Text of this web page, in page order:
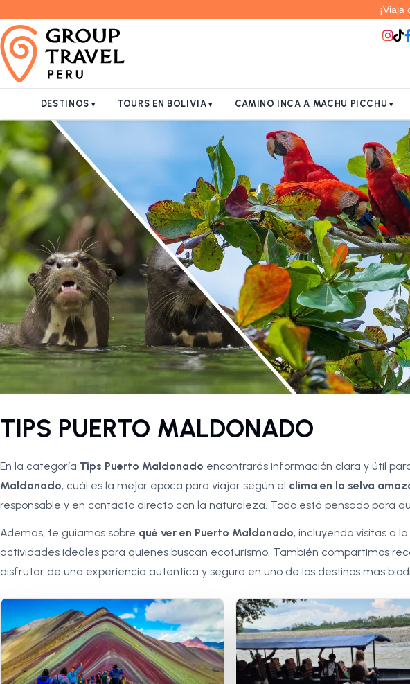
¡Viaja
DESTINOS TOURS EN BOLIVIA CAMINO INCA A MACHU PICCHU
TIPS PUERTO MALDONADO
En la categoría Tips Puerto Maldonado encontrarás información clara y útil
Maldonado, cuál es la mejor época para viajar según el clima en la selva
responsable y en contacto directo con la naturaleza. Todo está pensado para
Además, te guiamos sobre qué ver en Puerto Maldonado, incluyendo visitas a la
actividades ideales para quienes buscan ecoturismo. También compartimos
disfrutar de una experiencia auténtica y segura en uno de los destinos más